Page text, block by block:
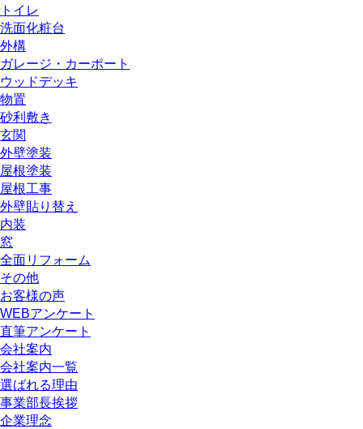
トイレ
洗面化粧台
外構
ガレージ・カーポート
ウッドデッキ
物置
砂利敷き
玄関
外壁塗装
屋根塗装
屋根工事
外壁貼り替え
内装
窓
全面リフォーム
その他
お客様の声
WEBアンケート
直筆アンケート
会社案内
会社案内一覧
選ばれる理由
事業部長挨拶
企業理念